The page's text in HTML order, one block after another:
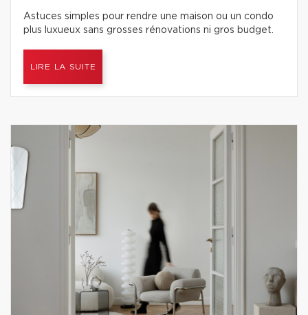
Astuces simples pour rendre une maison ou un condo
plus luxueux sans grosses rénovations ni gros budget.
LIRE LA SUITE